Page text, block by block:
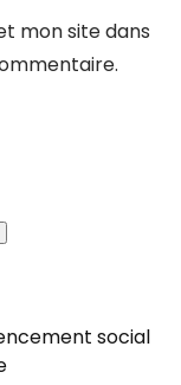
mon site dans
social